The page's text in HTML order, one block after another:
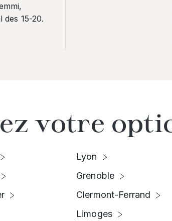
des 15-20.
votre
Lyon
Grenoble
Clermont-Ferrand
Limoges